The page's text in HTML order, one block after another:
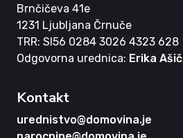
Brnčičeva 41e
1231 Ljubljana Črnuče
TRR: SI56 0284 3026 4323 628
Odgovorna urednica: Erika Ašič
Kontakt
urednistvo@domovina.je